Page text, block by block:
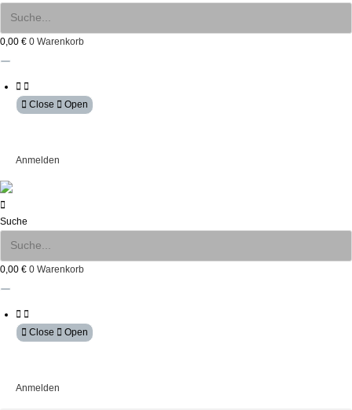
0,00 € 0 Warenkorb
Close Open
Anmelden
Suche
0,00 € 0 Warenkorb
Close Open
Anmelden